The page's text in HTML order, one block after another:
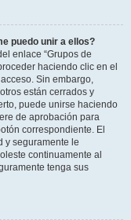
puedo unir a ellos?
enlace “Grupos de
haciendo clic en el
Sin embargo,
están cerrados y
puede unirse haciendo
de aprobación para
correspondiente. El
y seguramente le
continuamente al
tenga sus